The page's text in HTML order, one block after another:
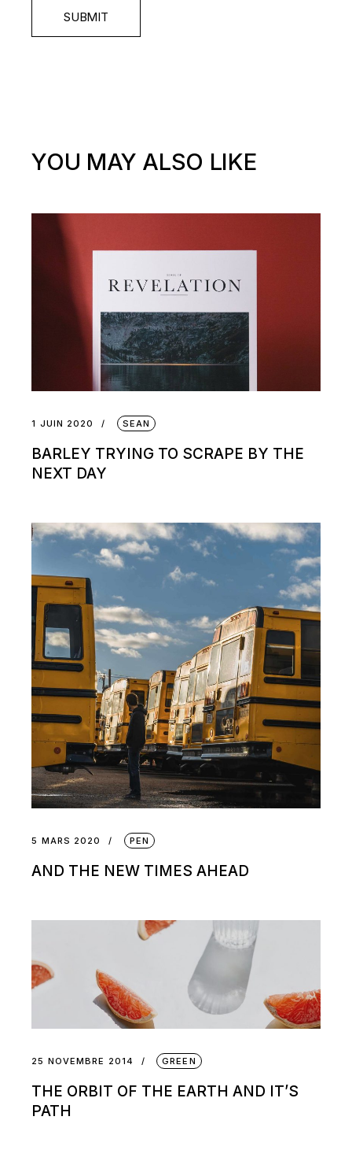
SUBMIT
YOU MAY ALSO LIKE
1 JUIN 2020 SEAN
BARLEY TRYING TO SCRAPE BY THE
NEXT DAY
5 MARS 2020 PEN
AND THE NEW TIMES AHEAD
25 NOVEMBRE 2014 GREEN
THE ORBIT OF THE EARTH AND IT’S
PATH